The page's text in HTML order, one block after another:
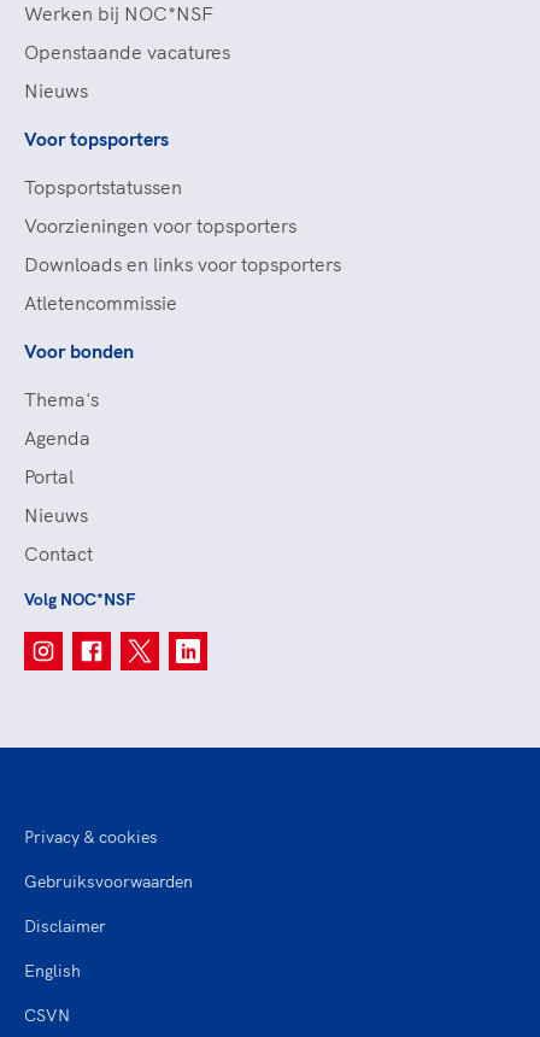
Werken bij NOC*NSF
Openstaande vacatures
Nieuws
Voor topsporters
Topsportstatussen
Voorzieningen voor topsporters
Downloads en links voor topsporters
Atletencommissie
Voor bonden
Thema's
Agenda
Portal
Nieuws
Contact
Volg NOC*NSF
Privacy & cookies
Gebruiksvoorwaarden
Disclaimer
English
CSVN